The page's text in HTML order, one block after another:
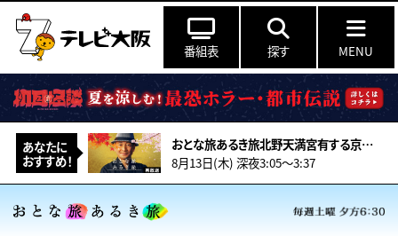
番組表 探す MENU
あなたに
おすすめ！
おとな旅あるき旅北野天満宮有する京都！夏
8月13日(木) 深夜3:05～3:37